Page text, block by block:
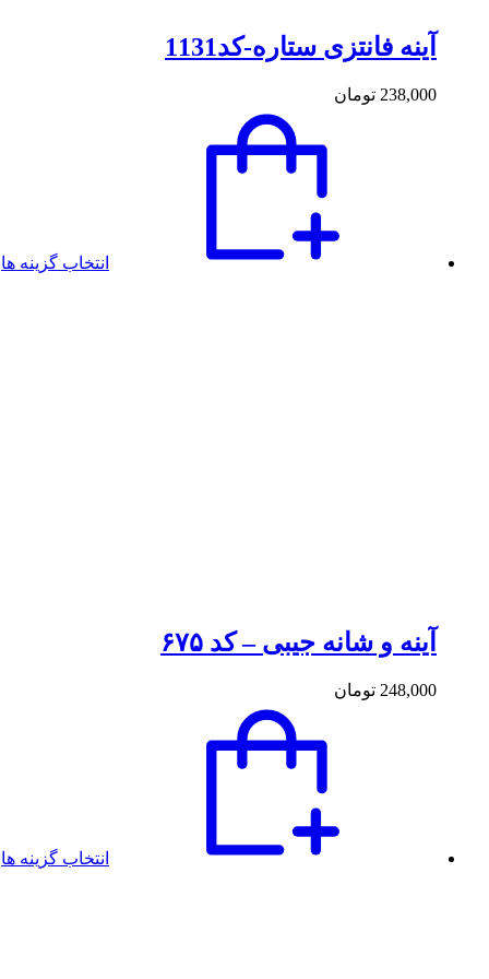
آینه فانتزی ستاره-کد1131
238,000 تومان
انتخاب گزینه ها
آینه و شانه جیبی – کد ۶۷۵
248,000 تومان
انتخاب گزینه ها